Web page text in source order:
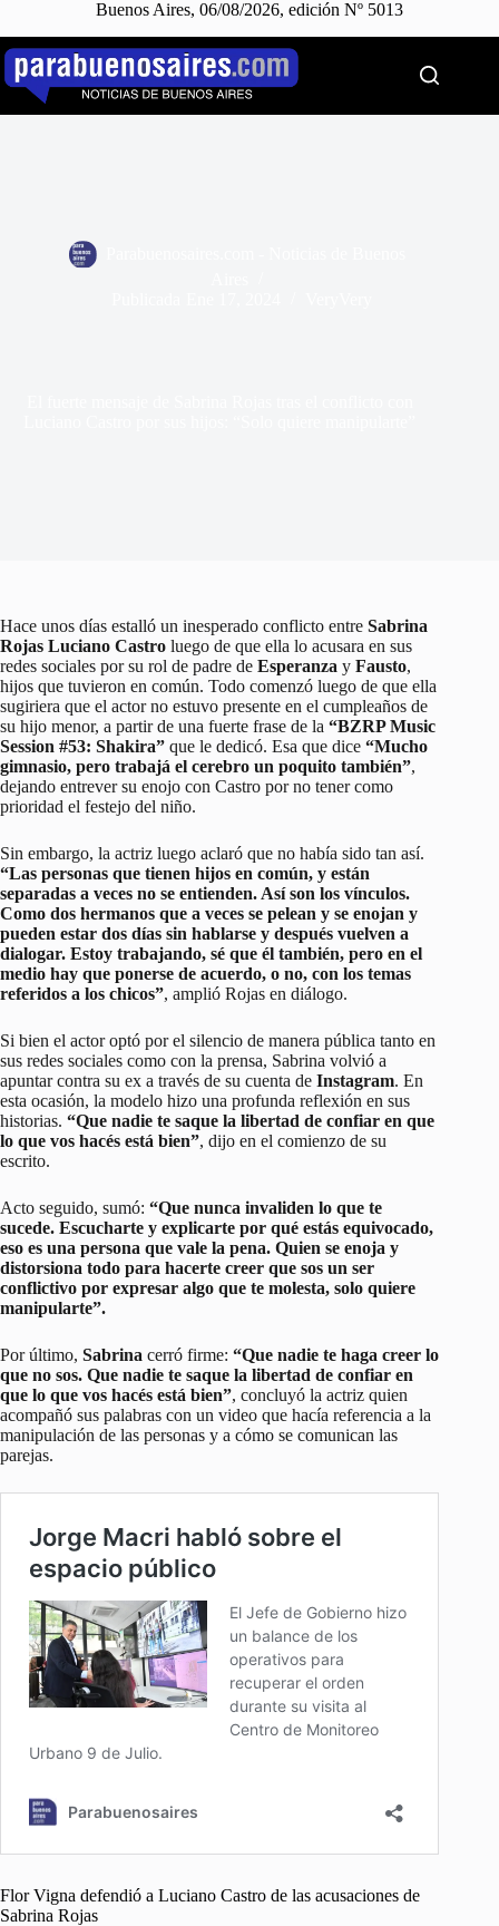
Buenos Aires, 06/08/2026, edición Nº 5013
Saltar
contenido
Hace unos días estalló un inesperado conflicto entre Sabrina
Rojas Luciano Castro luego de que ella lo acusara en sus
redes sociales por su rol de padre de Esperanza y Fausto,
hijos que tuvieron en común. Todo comenzó luego de que ella
sugiriera que el actor no estuvo presente en el cumpleaños de
su hijo menor, a partir de una fuerte frase de la “BZRP Music
Session #53: Shakira” que le dedicó. Esa que dice “Mucho
gimnasio, pero trabajá el cerebro un poquito también”,
dejando entrever su enojo con Castro por no tener como
prioridad el festejo del niño.
Sin embargo, la actriz luego aclaró que no había sido tan así.
“Las personas que tienen hijos en común, y están
separadas a veces no se entienden. Así son los vínculos.
Como dos hermanos que a veces se pelean y se enojan y
pueden estar dos días sin hablarse y después vuelven a
dialogar. Estoy trabajando, sé que él también, pero en el
medio hay que ponerse de acuerdo, o no, con los temas
referidos a los chicos”, amplió Rojas en diálogo.
Si bien el actor optó por el silencio de manera pública tanto en
sus redes sociales como con la prensa, Sabrina volvió a
apuntar contra su ex a través de su cuenta de Instagram. En
esta ocasión, la modelo hizo una profunda reflexión en sus
historias. “Que nadie te saque la libertad de confiar en que
lo que vos hacés está bien”, dijo en el comienzo de su
escrito.
Acto seguido, sumó: “Que nunca invaliden lo que te
sucede. Escucharte y explicarte por qué estás equivocado,
eso es una persona que vale la pena. Quien se enoja y
distorsiona todo para hacerte creer que sos un ser
conflictivo por expresar algo que te molesta, solo quiere
manipularte”.
Por último, Sabrina cerró firme: “Que nadie te haga creer lo
que no sos. Que nadie te saque la libertad de confiar en
que lo que vos hacés está bien”, concluyó la actriz quien
acompañó sus palabras con un video que hacía referencia a la
manipulación de las personas y a cómo se comunican las
parejas.
Flor Vigna defendió a Luciano Castro de las acusaciones de
Sabrina Rojas